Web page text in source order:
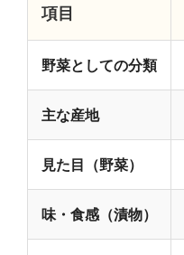
項目
野菜としての分類
主な産地
見た目（野菜）
味・食感（漬物）